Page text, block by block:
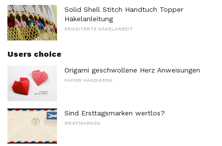
Solid Shell Stitch Handtuch Topper
Häkelanleitung
ERWEITERTE HÄKELARBEIT
Users choice
Origami geschwollene Herz Anweisungen
PAPIER HANDWERK
Sind Ersttagsmarken wertlos?
BRIEFMARKEN